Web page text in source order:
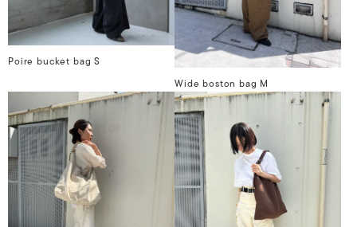
Poire bucket bag S
Wide boston bag M